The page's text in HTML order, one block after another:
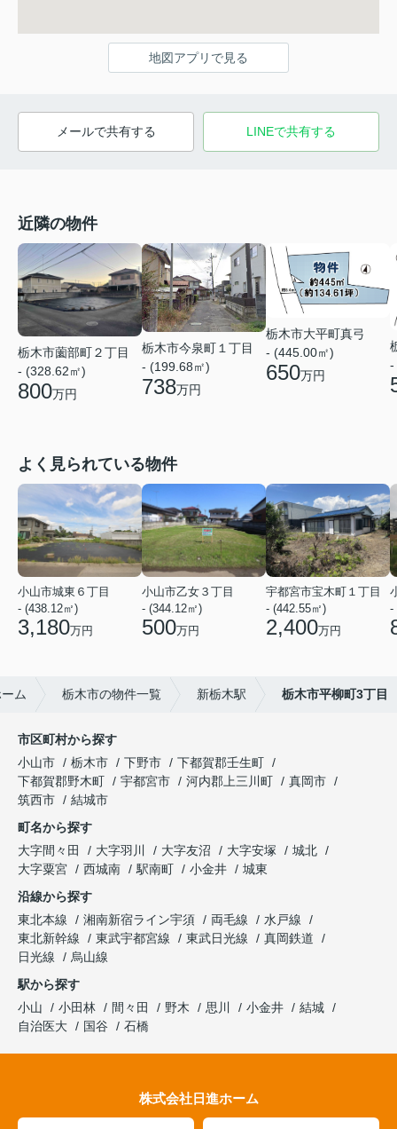
地図アプリで見る
メールで共有する LINEで共有する
近隣の物件
栃木市薗部町２丁目
- (328.62㎡)
800万円
栃木市今泉町１丁目
- (199.68㎡)
738万円
栃木市大平町真弓
- (445.00㎡)
650万円
-
よく見られている物件
小山市城東６丁目
- (438.12㎡)
3,180万円
小山市乙女３丁目
- (344.12㎡)
500万円
宇都宮市宝木町１丁目
- (442.55㎡)
2,400万円
-
ム 栃木市の物件一覧 新栃木駅 栃木市平柳町3丁目
市区町村から探す
小山市
栃木市 下野市
下都賀郡壬生町
下都賀郡野木町
宇都宮市 河内郡上三川町
真岡市
筑西市
結城市
町名から探す
大字間々田
大字羽川 大字友沼 大字安塚
城北
大字粟宮
西城南 駅南町 小金井
城東
沿線から探す
東北本線
湘南新宿ライン宇須 両毛線
水戸線
東北新幹線
東武宇都宮線 東武日光線
真岡鉄道
日光線
烏山線
駅から探す
小山
小田林 間々田 野木 思川 小金井
結城
自治医大
国谷 石橋
株式会社日進ホーム